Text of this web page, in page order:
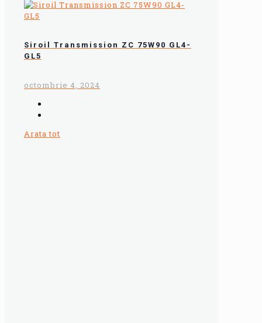
Siroil Transmission ZC 75W90 GL4-
GL5
octombrie 4, 2024
Arata tot